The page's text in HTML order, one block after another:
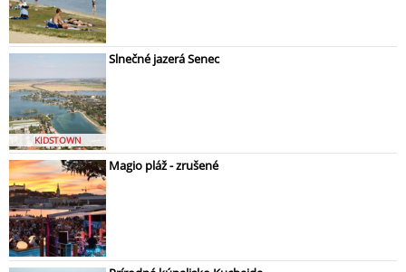
KIDSTOWN
Slnečné jazerá Senec
Magio pláž - zrušené